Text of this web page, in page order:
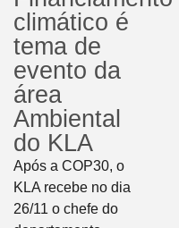
climático é
tema de
evento da
área
Ambiental
do KLA
Após a COP30, o
KLA recebe no dia
26/11 o chefe do